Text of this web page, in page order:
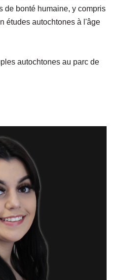
de bonté humaine, y compris
études autochtones à l'âge
autochtones au parc de